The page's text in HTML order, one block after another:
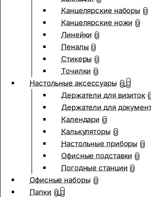
Канцелярские наборы 0
Канцелярские ножи 0
Линейки 0
Пеналы 0
Стикеры 0
Точилки 0
Настольные аксессуары 0
Держатели для визиток
Держатели для
Календари 0
Калькуляторы 0
Настольные приборы 0
Офисные подставки 0
Погодные станции 0
Офисные наборы 0
Папки 0